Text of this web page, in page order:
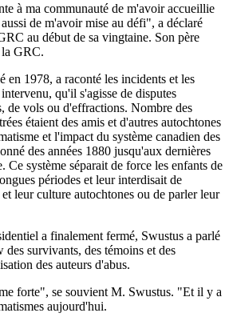
à ma communauté de m'avoir accueillie
de m'avoir mise au défi", a déclaré
au début de sa vingtaine. Son père
la GRC.
en 1978, a raconté les incidents et les
qu'il s'agisse de disputes
de vols ou d'effractions. Nombre des
étaient des amis et d'autres autochtones
et l'impact du système canadien des
des années 1880 jusqu'aux dernières
Ce système séparait de force les enfants de
périodes et leur interdisait de
leur culture autochtones ou de parler leur
a finalement fermé, Swustus a parlé
survivants, des témoins et des
des auteurs d'abus.
forte", se souvient M. Swustus. "Et il y a
aujourd'hui.